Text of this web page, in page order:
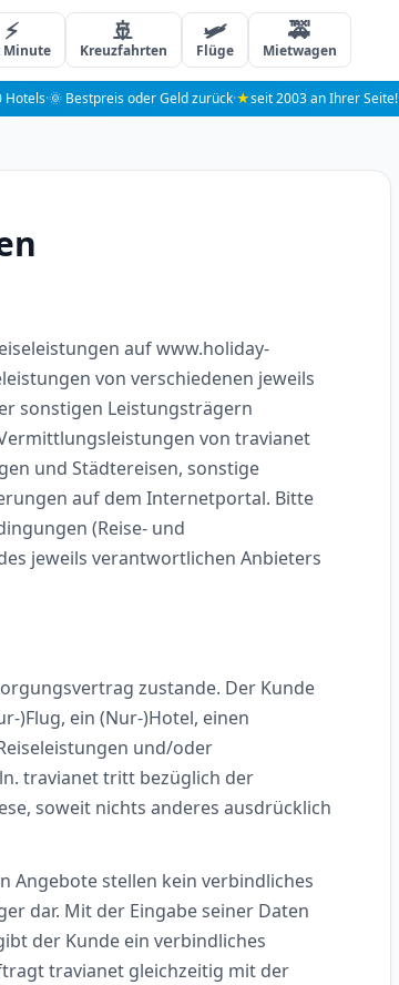
⚡
Minute
🚢
Kreuzfahrten
🛩️
Flüge
🚕
Mietwagen
Hotels·🌞 Bestpreis oder Geld zurück·★seit 2003 an Ihrer Seite!
auf www.holiday-
von verschiedenen jeweils
sonstigen Leistungsträgern
von travianet
und Städtereisen, sonstige
auf dem Internetportal. Bitte
(Reise- und
jeweils verantwortlichen Anbieters
zustande. Der Kunde
)Flug, ein (Nur-)Hotel, einen
und/oder
travianet tritt bezüglich der
soweit nichts anderes ausdrücklich
Angebote stellen kein verbindliches
dar. Mit der Eingabe seiner Daten
der Kunde ein verbindliches
travianet gleichzeitig mit der